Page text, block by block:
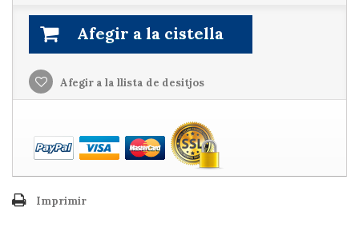
Afegir a la cistella
Afegir a la llista de desitjos
Imprimir